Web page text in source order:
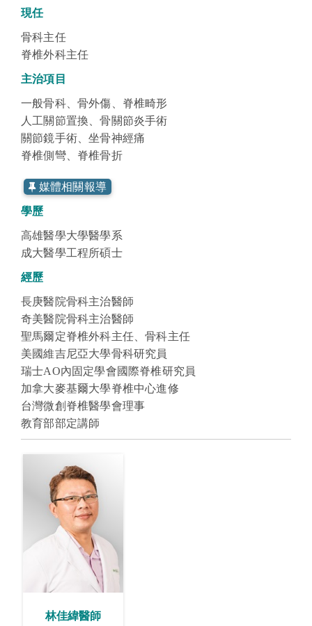
現任
骨科主任
脊椎外科主任
主治項目
一般骨科、骨外傷、脊椎畸形
人工關節置換、骨關節炎手術
關節鏡手術、坐骨神經痛
脊椎側彎、脊椎骨折
媒體相關報導
學歷
高雄醫學大學醫學系
成大醫學工程所碩士
經歷
長庚醫院骨科主治醫師
奇美醫院骨科主治醫師
聖馬爾定脊椎外科主任、骨科主任
美國維吉尼亞大學骨科研究員
瑞士AO內固定學會國際脊椎研究員
加拿大麥基爾大學脊椎中心進修
台灣微創脊椎醫學會理事
教育部部定講師
林佳緯醫師